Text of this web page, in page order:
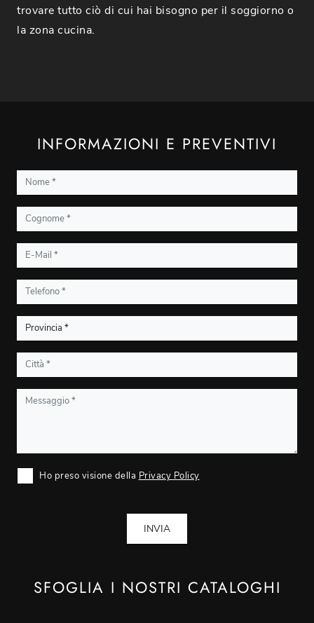
trovare tutto ciò di cui hai bisogno per il soggiorno o
la zona cucina.
SFOGLIA I NOSTRI CATALOGHI
INFORMAZIONI E PREVENTIVI
Ho preso visione della Privacy Policy
INVIA